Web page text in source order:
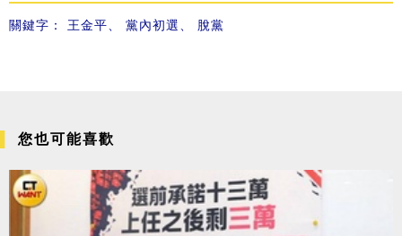
關鍵字： 王金平 黨內初選 脫黨
您也可能喜歡